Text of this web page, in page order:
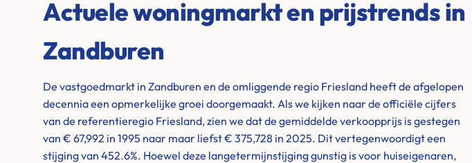
Actuele woningmarkt en prijstrends in
Zandburen
De vastgoedmarkt in Zandburen en de omliggende regio Friesland heeft de afgelopen
decennia een opmerkelijke groei doorgemaakt. Als we kijken naar de officiële cijfers
van de referentieregio Friesland, zien we dat de gemiddelde verkoopprijs is gestegen
van € 67,992 in 1995 naar maar liefst € 375,728 in 2025. Dit vertegenwoordigt een
stijging van 452.6%. Hoewel deze langetermijnstijging gunstig is voor huiseigenaren,